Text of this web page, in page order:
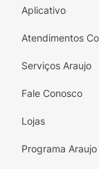
explosão
energizam
Economia
higiênico
Aplicativo
Atendimentos
Serviços Araujo
Fale Conosco
Lojas
Programa